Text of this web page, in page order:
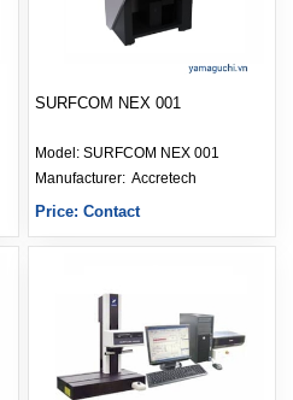
SURFCOM NEX 001
Model: SURFCOM NEX 001
Manufacturer: Accretech
Price: Contact